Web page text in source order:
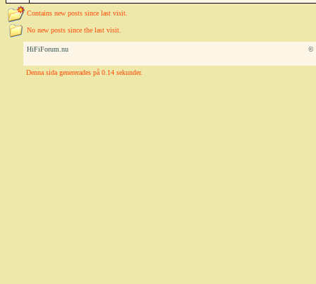
Contains new posts since last visit.
No new posts since the last visit.
HiFiForum.nu ©
Denna sida genererades på 0.14 sekunder.